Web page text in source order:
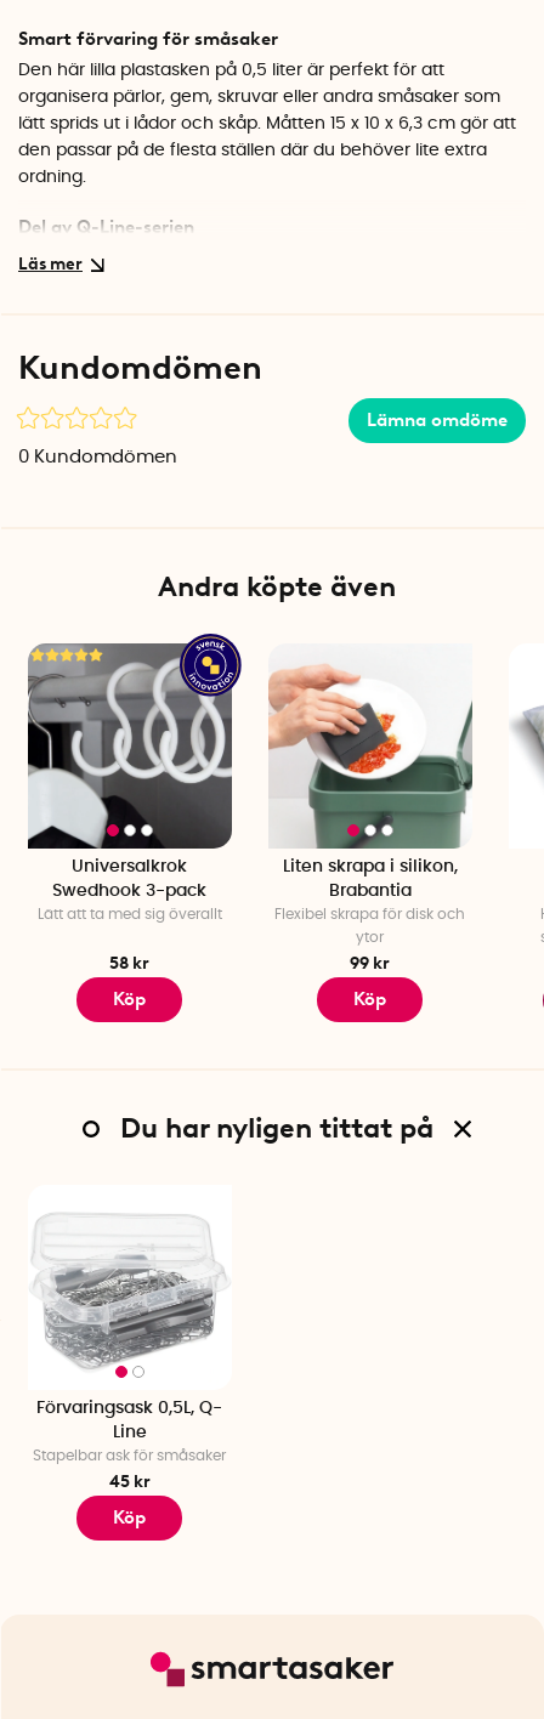
Smart förvaring för småsaker
Den här lilla plastasken på 0,5 liter är perfekt för att
organisera pärlor, gem, skruvar eller andra småsaker som
lätt sprids ut i lådor och skåp. Måtten 15 x 10 x 6,3 cm gör att
den passar på de flesta ställen där du behöver lite extra
ordning.
Del av Q-Line-serien
Asken ingår i Q-Line-serien, vilket innebär att du kan bygga
utnyttja höjden i skåp och hyllor.
Specifikationer
Volym: 0,5 liter
Kundomdömen
Lämna omdöme
0 Kundomdömen
Andra köpte även
Universalkrok
Swedhook 3-pack
Lätt att ta med sig överallt
58 kr
Köp
Liten skrapa i silikon,
Brabantia
Flexibel skrapa för disk och
ytor
99 kr
Köp
Du har nyligen tittat på
Förvaringsask 0,5L, Q-
Line
Stapelbar ask för småsaker
45 kr
Köp